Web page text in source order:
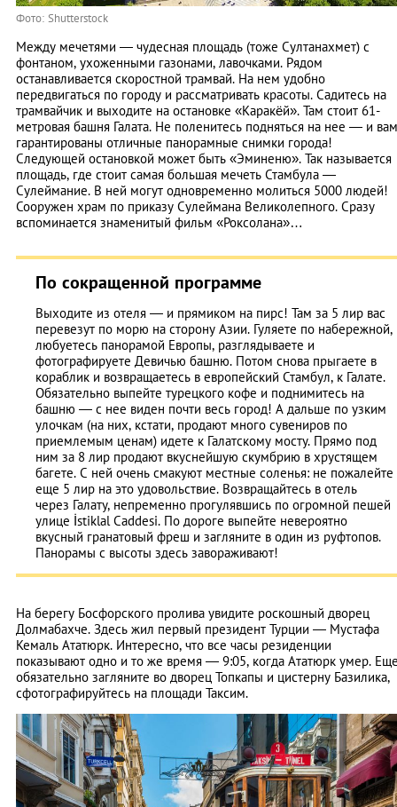
Фото: Shutterstock
Между мечетями — чудесная площадь (тоже Султанахмет) с
фонтаном, ухоженными газонами, лавочками. Рядом
останавливается скоростной трамвай. На нем удобно
передвигаться по городу и рассматривать красоты. Садитесь на
трамвайчик и выходите на остановке «Каракёй». Там стоит 61-
метровая башня Галата. Не поленитесь подняться на нее — и вам
гарантированы отличные панорамные снимки города!
Следующей остановкой может быть «Эминеню». Так называется
площадь, где стоит самая большая мечеть Стамбула —
Сулеймание. В ней могут одновременно молиться 5000 людей!
Сооружен храм по приказу Сулеймана Великолепного. Сразу
вспоминается знаменитый фильм «Роксолана»…
По сокращенной программе
Выходите из отеля — и прямиком на пирс! Там за 5 лир вас
перевезут по морю на сторону Азии. Гуляете по набережной,
любуетесь панорамой Европы, разглядываете и
фотографируете Девичью башню. Потом снова прыгаете в
кораблик и возвращаетесь в европейский Стамбул, к Галате.
Обязательно выпейте турецкого кофе и поднимитесь на
башню — с нее виден почти весь город! А дальше по узким
улочкам (на них, кстати, продают много сувениров по
приемлемым ценам) идете к Галатскому мосту. Прямо под
ним за 8 лир продают вкуснейшую скумбрию в хрустящем
багете. С ней очень смакуют местные соленья: не пожалейте
еще 5 лир на это удовольствие. Возвращайтесь в отель
через Галату, непременно прогулявшись по огромной пешей
улице İstiklal Caddesi. По дороге выпейте невероятно
вкусный гранатовый фреш и загляните в один из руфтопов.
Панорамы с высоты здесь завораживают!
На берегу Босфорского пролива увидите роскошный дворец
Долмабахче. Здесь жил первый президент Турции — Мустафа
Кемаль Ататюрк. Интересно, что все часы резиденции
показывают одно и то же время — 9:05, когда Ататюрк умер.
обязательно загляните во дворец Топкапы и цистерну Базилика,
сфотографируйтесь на площади Таксим.